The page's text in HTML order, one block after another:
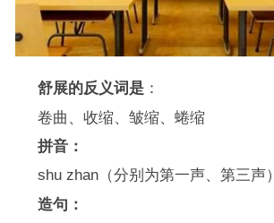
舒展的反义词是 ：
卷曲、收缩、皱缩、蜷缩
拼音：
shu zhan（分别为第一声、第三声）
造句：